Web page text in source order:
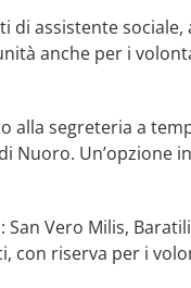
di assistente
anche per i
alla segreteria a
Nuoro. Un’opzione
Vero Milis,
con riserva per i